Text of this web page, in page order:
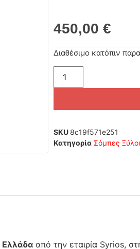
450,00 €
Διαθέσιμο κατόπιν
SKU 8c19f571e251
Κατηγορία Σόμπες
Ελλάδα από την εταιρία Syrios,